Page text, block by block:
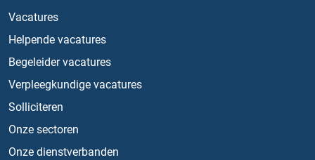
Vacatures
Helpende vacatures
Begeleider vacatures
Verpleegkundige vacatures
Solliciteren
Onze sectoren
Onze dienstverbanden